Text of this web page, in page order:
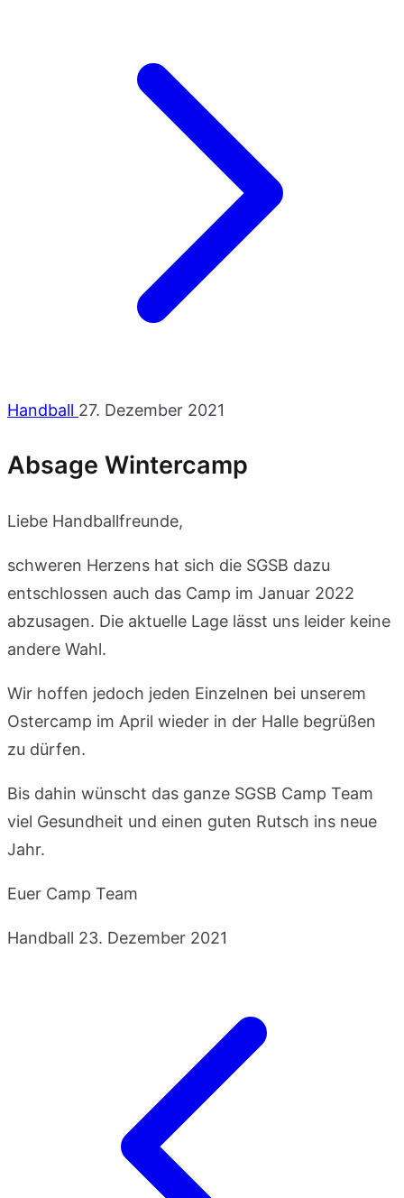
Handball 27. Dezember 2021
Absage Wintercamp
Liebe Handballfreunde,
schweren Herzens hat sich die SGSB dazu
entschlossen auch das Camp im Januar 2022
abzusagen. Die aktuelle Lage lässt uns leider keine
andere Wahl.
Wir hoffen jedoch jeden Einzelnen bei unserem
Ostercamp im April wieder in der Halle begrüßen
zu dürfen.
Bis dahin wünscht das ganze SGSB Camp Team
viel Gesundheit und einen guten Rutsch ins neue
Jahr.
Euer Camp Team
Handball 23. Dezember 2021